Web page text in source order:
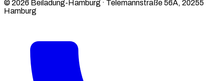
© 2026 Beiladung-Hamburg · Telemannstraße 56A, 20255
Hamburg